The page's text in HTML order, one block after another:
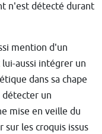
n'est détecté durant
mention d'un
aussi intégrer un
dans sa chape
détecter un
mise en veille du
sur les croquis issus